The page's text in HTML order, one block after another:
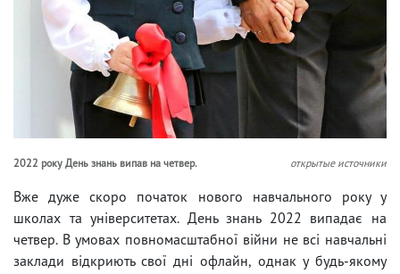
2022 року День знань випав на четвер. открытые источники
Вже дуже скоро початок нового навчального року у
школах та університетах. День знань 2022 випадає на
четвер. В умовах повномасштабної війни не всі навчальні
заклади відкриють свої дні офлайн, однак у будь-якому